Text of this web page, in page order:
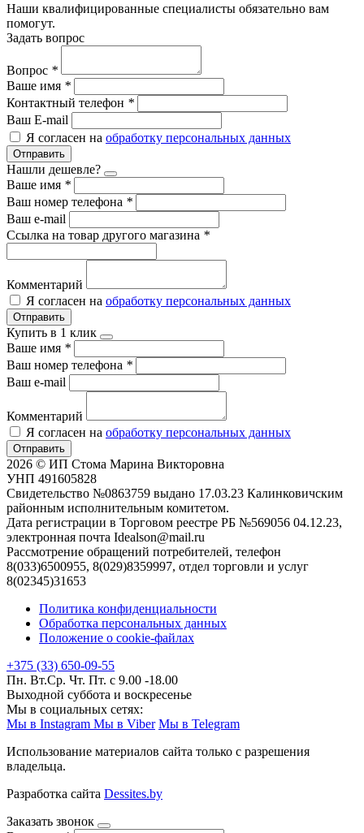
Наши квалифицированные специалисты обязательно вам
помогут.
Задать вопрос
Вопрос *
Ваше имя *
Контактный телефон *
Ваш E-mail
Я согласен на обработку персональных данных
Отправить
Нашли дешевле?
Ваше имя *
Ваш номер телефона *
Ваш e-mail
Ссылка на товар другого магазина *
Комментарий
Я согласен на обработку персональных данных
Отправить
Купить в 1 клик
Ваше имя *
Ваш номер телефона *
Ваш e-mail
Комментарий
Я согласен на обработку персональных данных
Отправить
2026 © ИП Стома Марина Викторовна
УНП 491605828
Свидетельство №0863759 выдано 17.03.23 Калинковичским
районным исполнительным комитетом.
Дата регистрации в Торговом реестре РБ №569056 04.12.23,
электронная почта Idealson@mail.ru
Рассмотрение обращений потребителей, телефон
8(033)6500955, 8(029)8359997, отдел торговли и услуг
8(02345)31653
Политика конфиденциальности
Обработка персональных данных
Положение о cookie-файлах
+375 (33) 650-09-55
Пн. Вт.Ср. Чт. Пт. с 9.00 -18.00
Выходной суббота и воскресенье
Мы в социальных сетях:
Мы в Instagram Мы в Viber Мы в Telegram
Использование материалов сайта только с разрешения
владельца.
Разработка сайта Dessites.by
Заказать звонок